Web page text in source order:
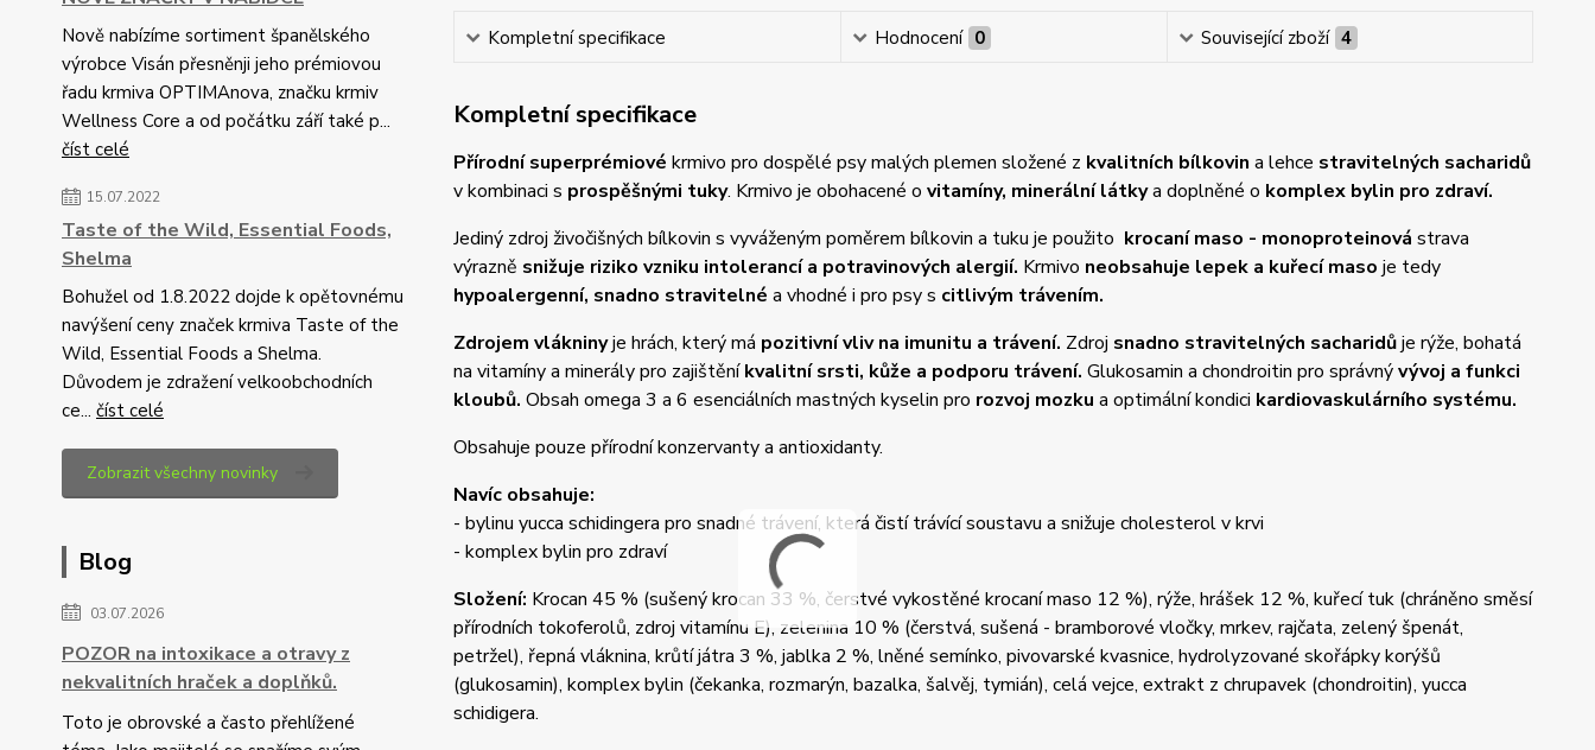
Nově nabízíme sortiment španělského
výrobce Visán přesněnji jeho prémiovou
řadu krmiva OPTIMAnova, značku krmiv
Wellness Core a od počátku září také p...
číst celé
15.07.2022
Taste of the Wild, Essential Foods,
Shelma
Bohužel od 1.8.2022 dojde k opětovnému
navýšení ceny značek krmiva Taste of the
Wild, Essential Foods a Shelma.
Důvodem je zdražení velkoobchodních
ce... číst celé
Zobrazit všechny novinky
Blog
03.07.2026
POZOR na intoxikace a otravy z
nekvalitních hraček a doplňků.
Toto je obrovské a často přehlížené
Kompletní specifikace Hodnocení 0 Související zboží 4
Kompletní specifikace
Přírodní superprémiové krmivo pro dospělé psy malých plemen složené z kvalitních bílkovin a lehce stravitelných sacharidů
v kombinaci s prospěšnými tuky. Krmivo je obohacené o vitamíny, minerální látkya doplněné o komplex bylin pro zdraví.
Jediný zdroj živočišných bílkovin s vyváženým poměrem bílkovin a tuku je použito krocaní maso - monoproteinová strava
výrazně snižuje riziko vzniku intolerancí a potravinových alergií. Krmivo neobsahuje lepek a kuřecí maso je tedy
hypoalergenní, snadno stravitelné a vhodné i pro psy s citlivým trávením.
Zdrojem vlákninyje hrách, který má pozitivní vliv na imunitu a trávení. Zdroj snadno stravitelných sacharidůje rýže, bohatá
na vitamíny a minerály pro zajištěníkvalitní srsti, kůže a podporu trávení. Glukosamin a chondroitin pro správnývývoj a funkci
kloubů. Obsah omega 3 a 6 esenciálních mastných kyselin pro rozvoj mozku a optimální kondici kardiovaskulárního systému.
Obsahuje pouze přírodní konzervanty a antioxidanty.
Navíc obsahuje:
- bylinu yucca schidingera pro snadné trávení, která čistí trávící soustavu a snižuje cholesterol v krvi
- komplex bylin pro zdraví
Složení: Krocan 45 % (sušený krocan 33 %, čerstvé vykostěné krocaní maso 12 %), rýže, hrášek 12 %, kuřecí tuk (chráněno směsí
přírodních tokoferolů, zdroj vitamínu E), zelenina 10 % (čerstvá, sušená - bramborové vločky, mrkev, rajčata, zelený špenát,
petržel), řepná vláknina, krůtí játra 3 %, jablka 2 %, lněné semínko, pivovarské kvasnice, hydrolyzované skořápky korýšů
(glukosamin), komplex bylin (čekanka, rozmarýn, bazalka, šalvěj, tymián), celá vejce, extrakt z chrupavek (chondroitin), yucca
schidigera.